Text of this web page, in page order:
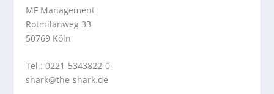
MF Management
Rotmilanweg 33
50769 Köln
Tel.: 0221-5343822-0
shark@the-shark.de